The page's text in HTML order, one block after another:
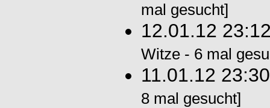
mal gesucht]
12.01.12
Witze - 6 mal
11.01.12
8 mal gesucht]